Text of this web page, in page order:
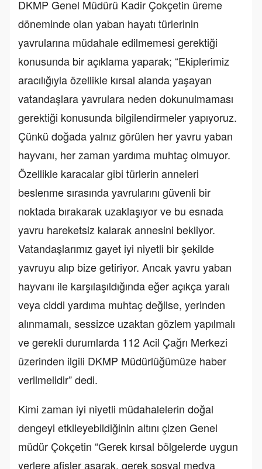
DKMP Genel Müdürü Kadir Çokçetin üreme
döneminde olan yaban hayatı türlerinin
yavrularına müdahale edilmemesi gerektiği
konusunda bir açıklama yaparak; “Ekiplerimiz
aracılığıyla özellikle kırsal alanda yaşayan
vatandaşlara yavrulara neden dokunulmaması
gerektiği konusunda bilgilendirmeler yapıyoruz.
Çünkü doğada yalnız görülen her yavru yaban
hayvanı, her zaman yardıma muhtaç olmuyor.
Özellikle karacalar gibi türlerin anneleri
beslenme sırasında yavrularını güvenli bir
noktada bırakarak uzaklaşıyor ve bu esnada
yavru hareketsiz kalarak annesini bekliyor.
Vatandaşlarımız gayet iyi niyetli bir şekilde
yavruyu alıp bize getiriyor. Ancak yavru yaban
hayvanı ile karşılaşıldığında eğer açıkça yaralı
veya ciddi yardıma muhtaç değilse, yerinden
alınmamalı, sessizce uzaktan gözlem yapılmalı
ve gerekli durumlarda 112 Acil Çağrı Merkezi
üzerinden ilgili DKMP Müdürlüğümüze haber
verilmelidir” dedi.
Kimi zaman iyi niyetli müdahalelerin doğal
dengeyi etkileyebildiğinin altını çizen Genel
müdür Çokçetin “Gerek kırsal bölgelerde uygun
yerlere afişler asarak, gerek sosyal medya